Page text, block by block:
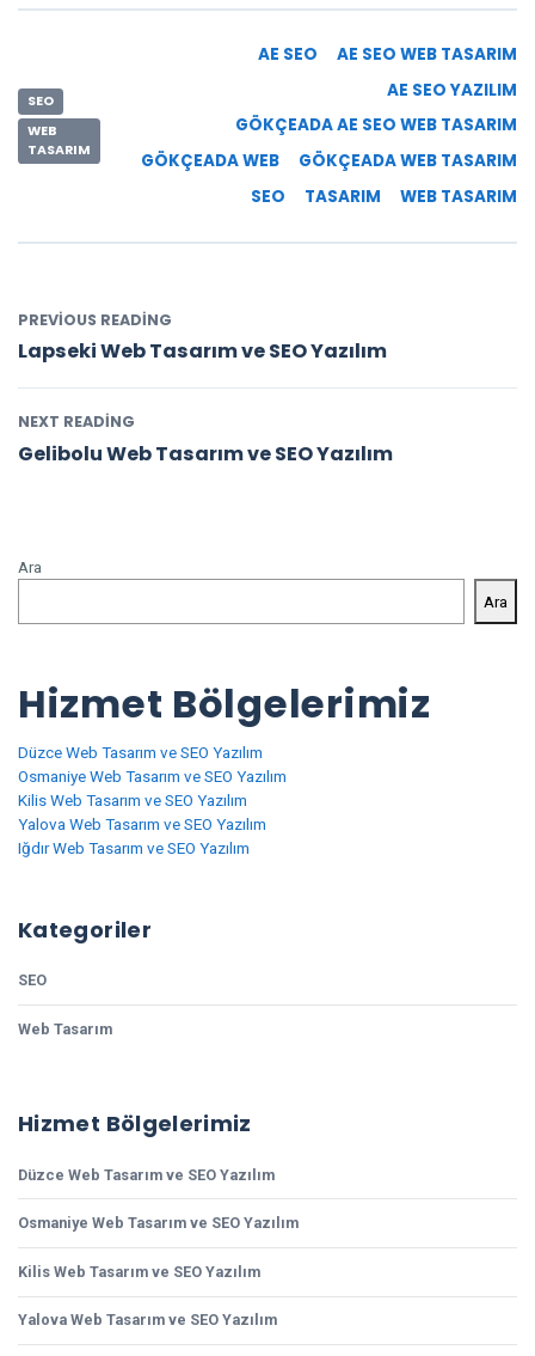
SEO
WEB
TASARIM
AE SEO
AE SEO WEB TASARIM
AE SEO YAZILIM
GÖKÇEADA AE SEO WEB TASARIM
GÖKÇEADA WEB
GÖKÇEADA WEB TASARIM
SEO
TASARIM WEB TASARIM
PREVIOUS READING
Lapseki Web Tasarım ve SEO Yazılım
NEXT READING
Gelibolu Web Tasarım ve SEO Yazılım
Ara
Ara
Hizmet Bölgelerimiz
Düzce Web Tasarım ve SEO Yazılım
Osmaniye Web Tasarım ve SEO Yazılım
Kilis Web Tasarım ve SEO Yazılım
Yalova Web Tasarım ve SEO Yazılım
Iğdır Web Tasarım ve SEO Yazılım
Kategoriler
SEO
Web Tasarım
Hizmet Bölgelerimiz
Düzce Web Tasarım ve SEO Yazılım
Osmaniye Web Tasarım ve SEO Yazılım
Kilis Web Tasarım ve SEO Yazılım
Yalova Web Tasarım ve SEO Yazılım